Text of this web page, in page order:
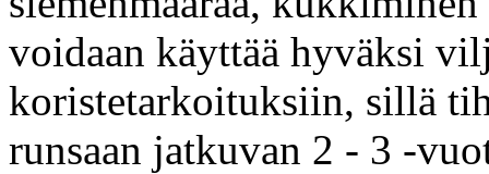
voidaan käyttää hyväksi
koristetarkoituksiin, sillä
runsaan jatkuvan 2 - 3 -